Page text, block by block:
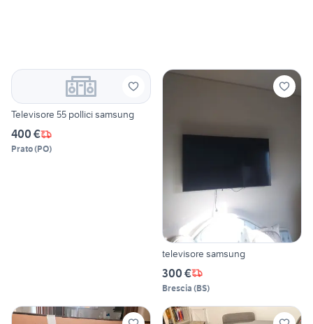
Televisore 55 pollici samsung
400 €
Prato(PO)
televisore samsung
300 €
Brescia (BS)